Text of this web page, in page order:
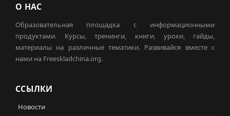
О НАС
Образовательная площадка с информационными
продуктами. Курсы, тренинги, книги, уроки, гайды,
материалы на различные тематики. Развивайся вместе с
нами на Freeskladchina.org.
ССЫЛКИ
Новости